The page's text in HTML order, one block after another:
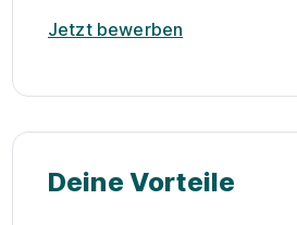
Jetzt bewerben
Deine Vorteile